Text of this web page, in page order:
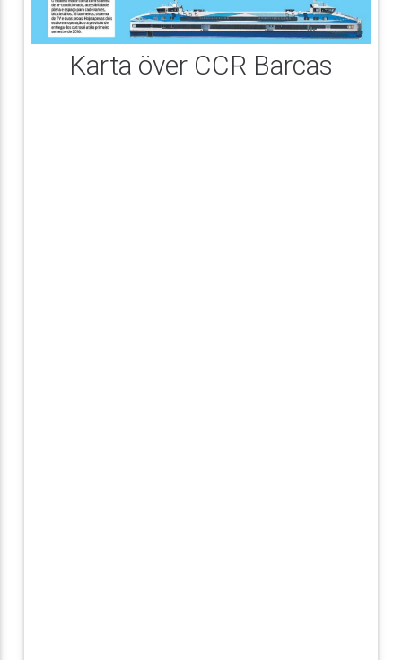
Karta över CCR Barcas